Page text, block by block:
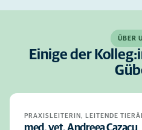
ÜBER
Einige der
PRAXISLEITERIN, LEITENDE